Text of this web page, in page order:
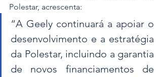
Polestar, acrescenta:
“A Geely continuará a apoiar o
desenvolvimento e a estratégia
da Polestar, incluindo a garantia
de novos financiamentos de